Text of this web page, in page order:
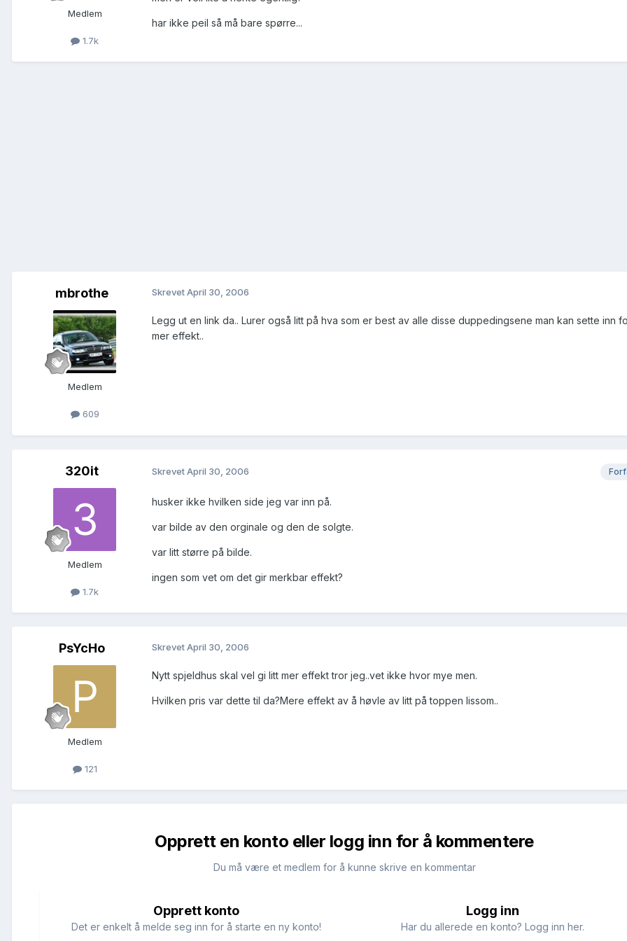
Medlem
1.7k
har ikke peil så må bare spørre...
mbrothe
Medlem
609
SkrevetApril 30, 2006
Legg ut en link da.. Lurer også litt på hva som er best av alle disse duppedingsene man kan sette inn
mer effekt..
320it
Medlem
1.7k
SkrevetApril 30, 2006
husker ikke hvilken side jeg var inn på.
var bilde av den orginale og den de solgte.
var litt større på bilde.
ingen som vet om det gir merkbar effekt?
PsYcHo
Medlem
121
SkrevetApril 30, 2006
Nytt spjeldhus skal vel gi litt mer effekt tror jeg..vet ikke hvor mye men.
Hvilken pris var dette til da?Mere effekt av å høvle av litt på toppen lissom..
Opprett en konto eller logg inn for å kommentere
Du må være et medlem for å kunne skrive en kommentar
Opprett konto
Det er enkelt å melde seg inn for å starte en ny konto!
Logg inn
Har du allerede en konto? Logg inn her.